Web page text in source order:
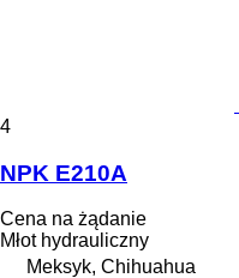
4
NPK E210A
Cena na żądanie
Młot hydrauliczny
Meksyk, Chihuahua